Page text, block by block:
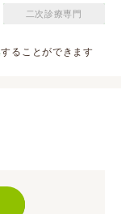
二次診療専門
することができます